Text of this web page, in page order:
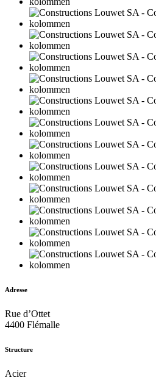
Adresse
Rue d’Ottet
4400 Flémalle
Structure
Acier